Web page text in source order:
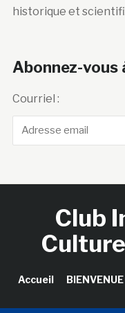
historique et
Abonnez-vous
Courriel :
Club
Accueil BIENVENUE